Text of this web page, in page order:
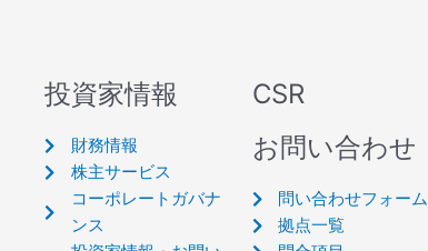
投資家情報
財務情報
株主サービス
コーポレートガバナ
ンス
CSR
お問い合わせ
問い合わせフォーム
拠点一覧